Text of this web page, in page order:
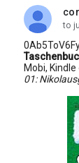
to
Mobi,
01: